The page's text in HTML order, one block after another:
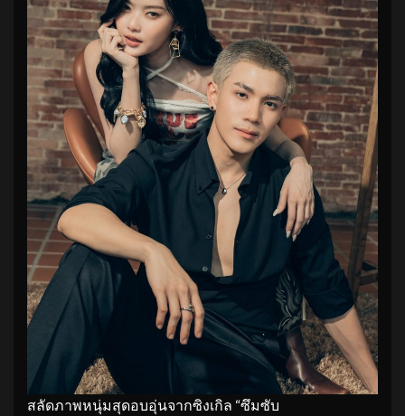
สลัดภาพหนุ่มสุดอบอุ่นจากซิงเกิล “ซึมซับ